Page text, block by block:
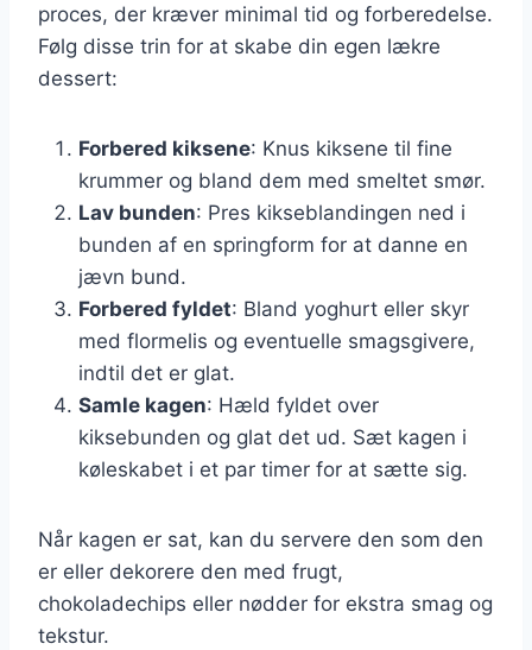
proces, der kræver minimal tid og forberedelse.
Følg disse trin for at skabe din egen lækre
dessert:
Forbered kiksene: Knus kiksene til fine
krummer og bland dem med smeltet smør.
Lav bunden: Pres kikseblandingen ned i
bunden af en springform for at danne en
jævn bund.
Forbered fyldet: Bland yoghurt eller skyr
med flormelis og eventuelle smagsgivere,
indtil det er glat.
Samle kagen: Hæld fyldet over
kiksebunden og glat det ud. Sæt kagen i
køleskabet i et par timer for at sætte sig.
Når kagen er sat, kan du servere den som den
er eller dekorere den med frugt,
chokoladechips eller nødder for ekstra smag og
tekstur.